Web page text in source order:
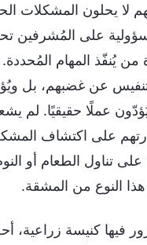
لا يحلون المشكلات
على المُشرفين
يُنفّذ المهام
عن غضبهم، بل
عملًا حقيقيًا. لم
على اكتشاف
على تناول الطعام أو
النوع من المشقة.
فيها كنيسة زراعية،